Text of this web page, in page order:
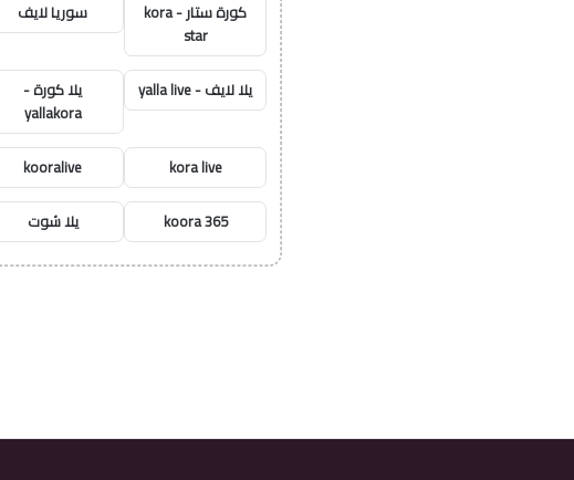
كورة ستار - kora
star
سوريا لايف
يلا لايف - yalla live
يلا كورة -
yallakora
kora live
kooralive
koora 365 يلا شوت